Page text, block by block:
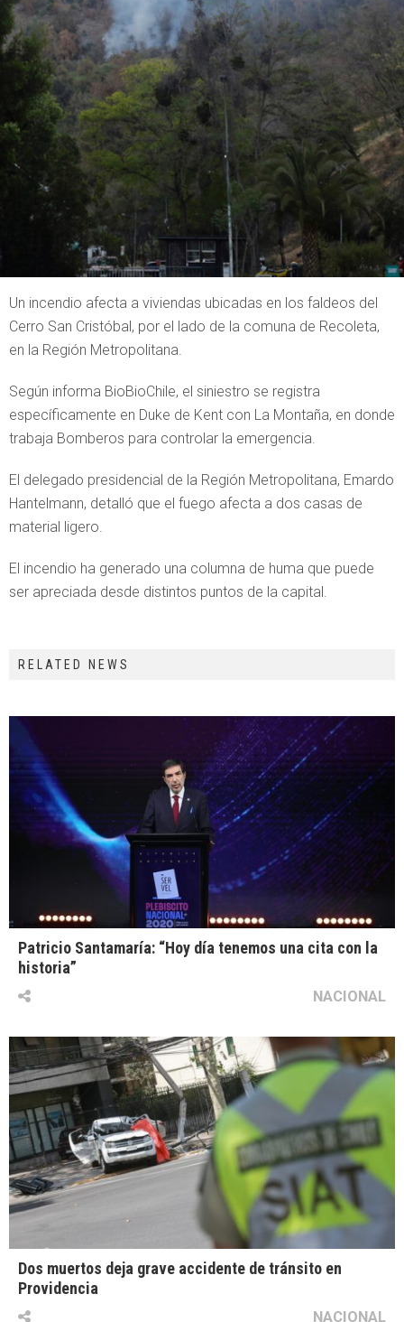
Un incendio afecta a viviendas ubicadas en los faldeos del
Cerro San Cristóbal, por el lado de la comuna de Recoleta,
en la Región Metropolitana.
Según informa BioBioChile, el siniestro se registra
específicamente en Duke de Kent con La Montaña, en donde
trabaja Bomberos para controlar la emergencia.
El delegado presidencial de la Región Metropolitana, Emardo
Hantelmann, detalló que el fuego afecta a dos casas de
material ligero.
El incendio ha generado una columna de huma que puede
ser apreciada desde distintos puntos de la capital.
RELATED NEWS
Patricio Santamaría: “Hoy día tenemos una cita con la
historia”
NACIONAL
Dos muertos deja grave accidente de tránsito en
Providencia
NACIONAL